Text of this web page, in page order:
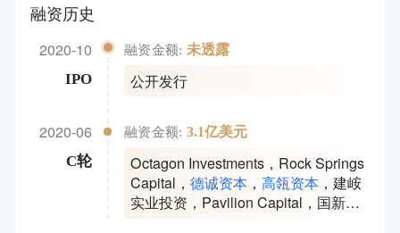
融资历史
2020-10
IPO
融资金额: 未透露
公开发行
2020-06
C轮
融资金额: 3.1亿美元
Octagon Investments ， Rock Springs
Capital ，德诚资本 ，高瓴资本 ，建峖
实业投资 ， Pavilion Capital ， 国新国